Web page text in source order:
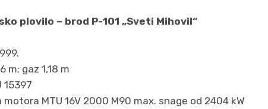
plovilo – brod P-101 „Sveti Mihovil“
m; gaz 1,18 m
15397
MTU 16V 2000 M90 max. snage od 2404 kW